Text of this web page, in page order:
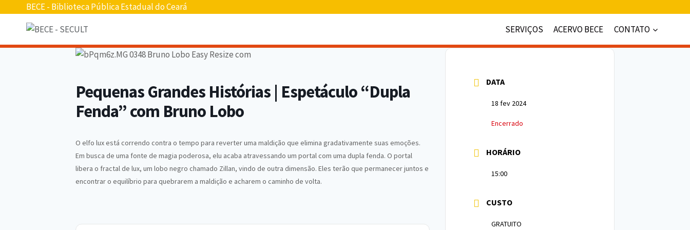
conteúdo
BECE - Biblioteca Pública Estadual do Ceará
SERVIÇOS
ACERVO BECE CONTATO
Pequenas Grandes Histórias | Espetáculo “Dupla
Fenda” com Bruno Lobo
O elfo lux está correndo contra o tempo para reverter uma maldição que elimina gradativamente suas emoções.
Em busca de uma fonte de magia poderosa, elu acaba atravessando um portal com uma dupla fenda. O portal
libera o fractal de lux, um lobo negro chamado Zillan, vindo de outra dimensão. Eles terão que permanecer juntos e
encontrar o equilíbrio para quebrarem a maldição e acharem o caminho de volta.
DATA
18 fev 2024
Encerrado
HORÁRIO
15:00
CUSTO
GRATUITO